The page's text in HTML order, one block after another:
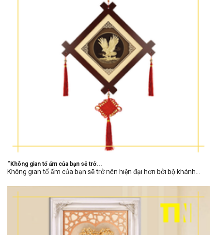
“Không gian tổ ấm của bạn sẽ trở...
Không gian tổ ấm của bạn sẽ trở nên hiện đại hơn bởi bộ khánh...